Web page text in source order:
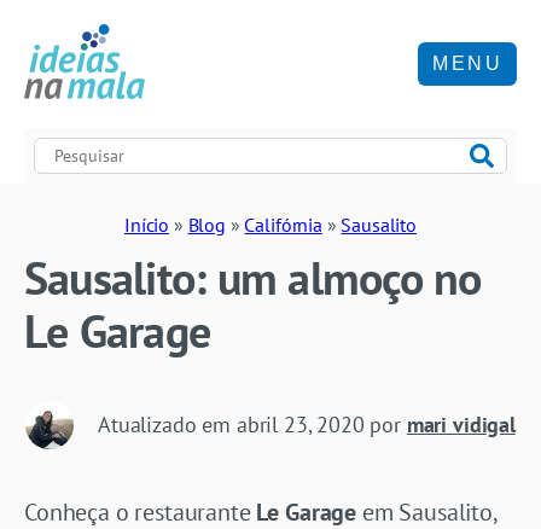
MENU
Início » Blog » Califórnia » Sausalito
Sausalito: um almoço no
Le Garage
Atualizado em abril 23, 2020 por mari vidigal
Conheça o restauranteLe Garage em Sausalito,